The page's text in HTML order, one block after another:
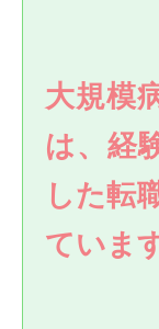
大規模
は、経
した転
ていま